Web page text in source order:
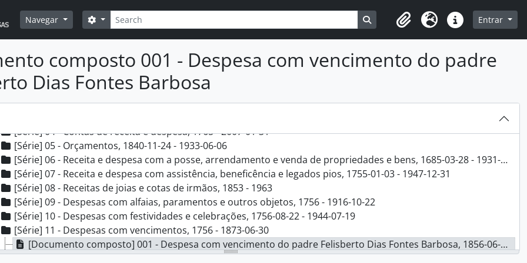
Navegar
Pesquisar
Opções de busca Busque na página de navegação
Clipboard
Idioma Ligações rápidas
Entrar
composto 001 - Despesa com vencimento do padre
Dias Fontes Barbosa
ISSNC - 02. Irmandade do Santíssimo Sacramento e Nossa Senhora da Caridade da freguesia de São Nicolau da cidade de Lisboa, 1621 - 2009-06-15
[Subsecção] A - Secretaria, 1621 - 2009-06-15
[Subsecção] B - Tesouraria, 1685-03-28 - 2007-01-31
[Série] 01 - Relatórios de contas da Mesa Administrativa, 1849-12-27 - 1932
[Série] 02 - Avaliação de bens, 1899-01-14
[Série] 04 - Contas de receita e despesa, 1765 - 2007-01-31
[Série] 05 - Orçamentos, 1840-11-24 - 1933-06-06
[Série] 06 - Receita e despesa com a posse, arrendamento e venda de propriedades e bens, 1685-03-28 - 1931-11-07
[Série] 07 - Receita e despesa com assistência, beneficência e legados pios, 1755-01-03 - 1947-12-31
[Série] 08 - Receitas de joias e cotas de irmãos, 1853 - 1963
[Série] 09 - Despesas com alfaias, paramentos e outros objetos, 1756 - 1916-10-22
[Série] 10 - Despesas com festividades e celebrações, 1756-08-22 - 1944-07-19
[Série] 11 - Despesas com vencimentos, 1756 - 1873-06-30
[Documento composto] 001 - Despesa com vencimento do padre Felisberto Dias Fontes Barbosa, 1856-06-12 - 1856-06-30
[Documento composto] 002 - Despesa com vencimentos de vários capelães, 1871-07-31 - 1873-06-30